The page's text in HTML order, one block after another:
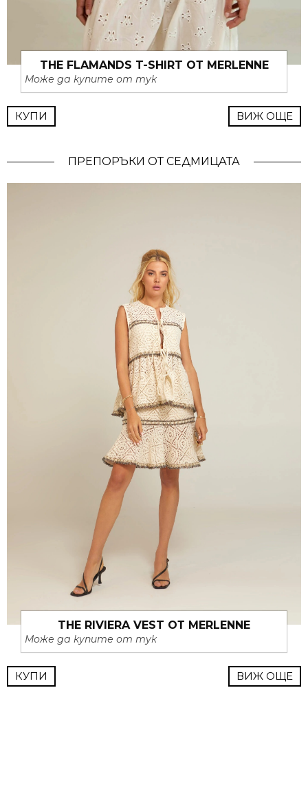
THE FLAMANDS T-SHIRT ОТ MERLENNE
Може да купите от тук
КУПИ ВИЖ ОЩЕ
ПРЕПОРЪКИ ОТ СЕДМИЦАТА
THE RIVIERA VEST ОТ MERLENNE
Може да купите от тук
КУПИ ВИЖ ОЩЕ